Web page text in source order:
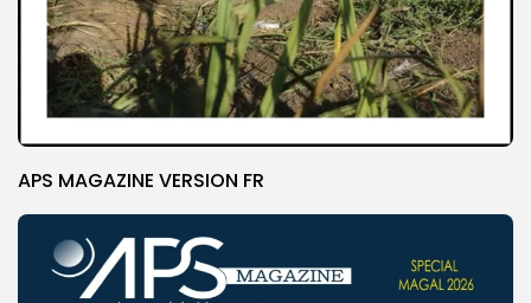
APS MAGAZINE VERSION FR